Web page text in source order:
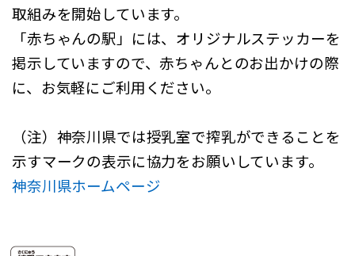
取組みを開始しています。
「赤ちゃんの駅」には、オリジナルステッカーを
掲示していますので、赤ちゃんとのお出かけの際
に、お気軽にご利用ください。
（注）神奈川県では授乳室で搾乳ができることを
示すマークの表示に協力をお願いしています。
神奈川県ホームページ